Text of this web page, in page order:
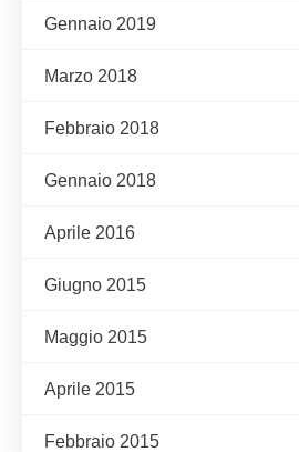
Gennaio 2019
Marzo 2018
Febbraio 2018
Gennaio 2018
Aprile 2016
Giugno 2015
Maggio 2015
Aprile 2015
Febbraio 2015